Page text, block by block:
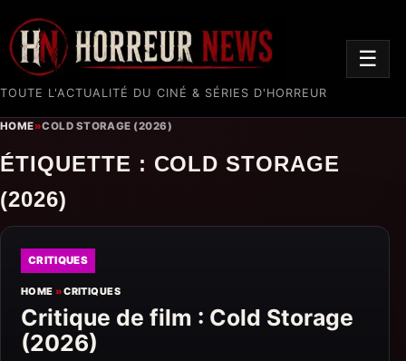
TOUTE L'ACTUALITÉ DU CINÉ & SÉRIES D'HORREUR
☰
HOME»COLD STORAGE (2026)
ÉTIQUETTE : COLD STORAGE
(2026)
CRITIQUES
HOME »CRITIQUES
Critique de film : Cold Storage
(2026)